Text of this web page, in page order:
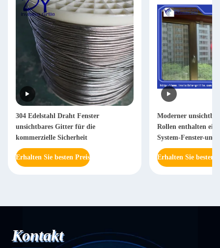
304 Edelstahl Draht Fenster
unsichtbares Gitter für die
kommerzielle Sicherheit
Erhalten Sie besten Preis
Moderner
Rollen enthalten
System-Fenster-
Erhalten Sie besten
Kontakt